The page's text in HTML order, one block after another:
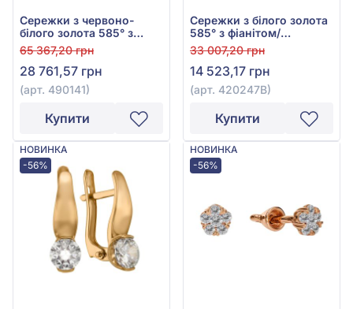
Сережки з червоно-
білого золота 585° з
фіанітами, арт. 490141
65 367,20 грн
28 761,57 грн
(арт. 490141)
Купити
Сережки з білого золота
585° з фіанітом/
куб.цирконієм, арт.
420247В
33 007,20 грн
14 523,17 грн
(арт. 420247В)
Купити
НОВИНКА
-56%
НОВИНКА
-56%